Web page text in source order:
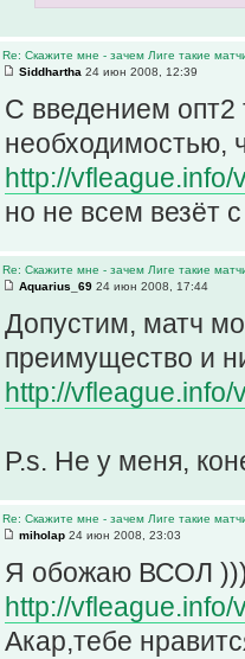
Re: Скажите мне - зачем Лиге такие
Siddhartha 24 июн 2008, 12:39
C введением
необходимостью,
http://
но не всем везёт
Re: Скажите мне - зачем Лиге такие
Aquarius_69 24 июн 2008, 17:44
Допустим, матч
преимущество и
http://
P.s. Не у меня,
Re: Скажите мне - зачем Лиге такие
miholap 24 июн 2008, 23:03
Я обожаю ВСОЛ
http://
Акар,тебе